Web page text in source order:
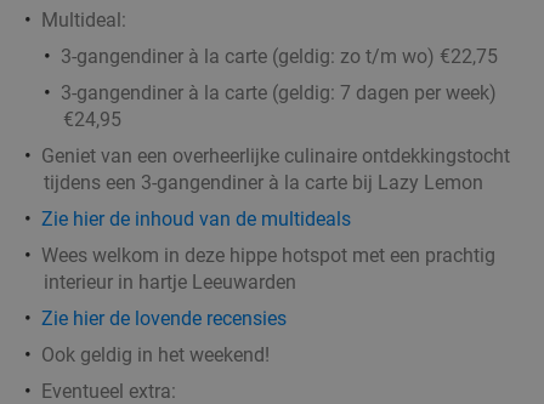
Multideal:
3-gangendiner à la carte (geldig: zo t/m wo) €22,75
3-gangendiner à la carte (geldig: 7 dagen per week)
€24,95
Geniet van een overheerlijke culinaire ontdekkingstocht
tijdens een 3-gangendiner à la carte bij Lazy Lemon
Zie hier de inhoud van de multideals
Wees welkom in deze hippe hotspot met een prachtig
interieur in hartje Leeuwarden
Zie hier de lovende recensies
Ook geldig in het weekend!
Eventueel extra: